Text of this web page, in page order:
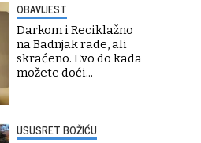
OBAVIJEST
Darkom i Reciklažno
na Badnjak rade, ali
skraćeno. Evo do kada
možete doći...
USUSRET BOŽIĆU